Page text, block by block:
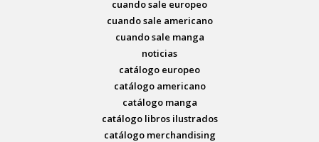
cuando sale europeo
cuando sale americano
cuando sale manga
noticias
catálogo europeo
catálogo americano
catálogo manga
catálogo libros ilustrados
catálogo merchandising